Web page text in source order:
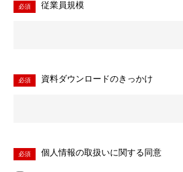
従業員規模
資料ダウンロードのきっかけ
個人情報の取扱いに関する同意